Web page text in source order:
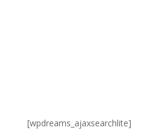
[wpdreams_ajaxsearchlite]